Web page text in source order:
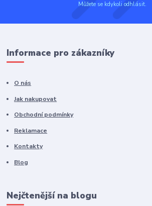
Můžete se kdykoli odhlásit.
Informace pro zákazníky
O nás
Jak nakupovat
Obchodní podmínky
Reklamace
Kontakty
Blog
Nejčtenější na blogu